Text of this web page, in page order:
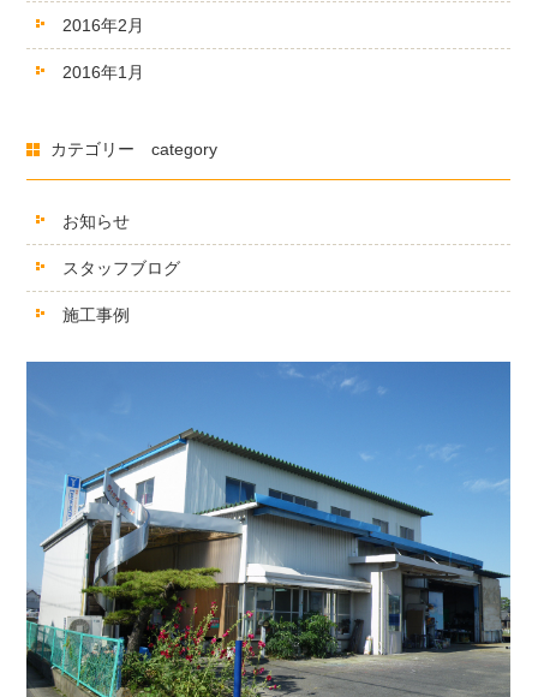
2016年2月
2016年1月
カテゴリー category
お知らせ
スタッフブログ
施工事例